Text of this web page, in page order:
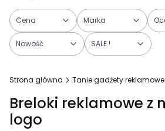
Cena Marka
Nowość SALE !
Strona główna Tanie gadżety reklamowe
Breloki reklamowe z
logo